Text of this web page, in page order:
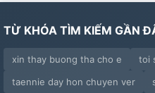
TỪ KHÓA TÌM KIẾM GẦN
xin thay buong tha cho e
toi
taennie day hon chuyen ver